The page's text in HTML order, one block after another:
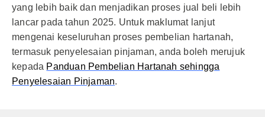
yang lebih baik dan menjadikan proses jual beli lebih
lancar pada tahun 2025. Untuk maklumat lanjut
mengenai keseluruhan proses pembelian hartanah,
termasuk penyelesaian pinjaman, anda boleh merujuk
kepada Panduan Pembelian Hartanah sehingga
Penyelesaian Pinjaman.